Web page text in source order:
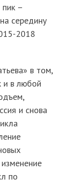
–
середину
2018
в том,
и в любой
и снова
по